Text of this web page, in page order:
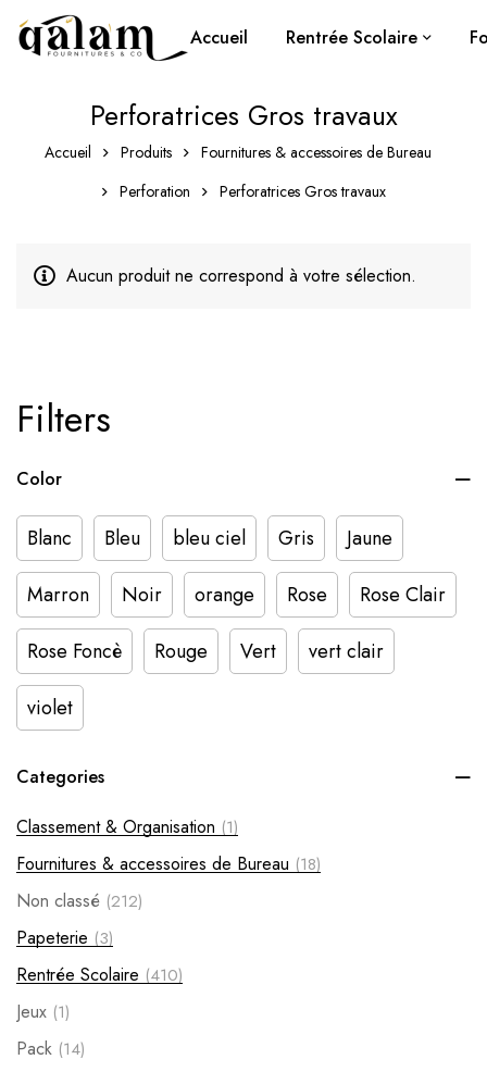
Accueil Rentrée Scolaire
Perforatrices Gros travaux
Accueil Produits
Fournitures & accessoires de Bureau
Perforation
Perforatrices Gros travaux
Filters
Color
Blanc Bleu bleu ciel Gris
Jaune
Marron
Noir orange Rose
Rose Clair
Rose Foncè
Rouge Vert
vert clair
violet
Categories
Classement & Organisation (1)
Fournitures & accessoires de Bureau (18)
Non classé (212)
Papeterie (3)
Rentrée Scolaire (410)
Jeux (1)
Pack (14)
Aucun produit ne correspond à votre sélection.